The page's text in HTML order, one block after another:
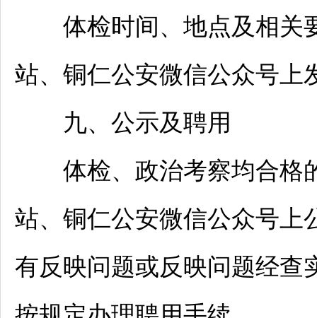
体检时间、地点及相关
站、 铜仁公安微信公众号上
九、公示及聘用
体检、政治考察均合格
站、 铜仁公安微信公众号上
有反映问题或反映问题经查